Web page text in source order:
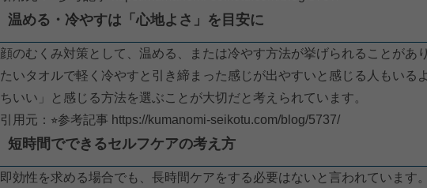
温める・冷やすは「心地よさ」を目安に
顔のむくみ対策として、温める、または冷やす方法が挙げられることが
たいタオルで軽く冷やすと引き締まった感じが出やすいと感じる人もいる
ちいい」と感じる方法を選ぶことが大切だと考えられています。
引用元：⭐︎参考記事 https://kumanomi-seikotu.com/blog/5737/
短時間でできるセルフケアの考え方
即効性を求める場合でも、長時間ケアをする必要はないと言われていま